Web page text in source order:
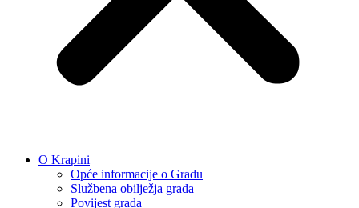
O Krapini
Opće informacije o Gradu
Službena obilježja grada
Povijest grada